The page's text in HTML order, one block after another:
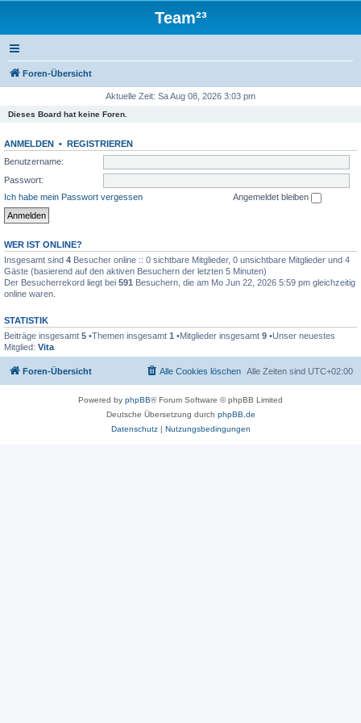
Team²³
Foren-Übersicht
Aktuelle Zeit: Sa Aug 08, 2026 3:03 pm
Dieses Board hat keine Foren.
ANMELDEN • REGISTRIEREN
Benutzername:
Passwort:
Ich habe mein Passwort vergessen
Angemeldet bleiben
WER IST ONLINE?
Insgesamt sind 4 Besucher online :: 0 sichtbare Mitglieder, 0 unsichtbare Mitglieder und 4
Gäste (basierend auf den aktiven Besuchern der letzten 5 Minuten)
Der Besucherrekord liegt bei 591 Besuchern, die am Mo Jun 22, 2026 5:59 pm gleichzeitig
online waren.
STATISTIK
Beiträge insgesamt 5 •Themen insgesamt 1 •Mitglieder insgesamt 9 •Unser neuestes
Mitglied: Vita
Foren-Übersicht Alle Zeiten sind UTC+02:00
Alle Cookies löschen
Powered by phpBB® Forum Software © phpBB Limited
Deutsche Übersetzung durch phpBB.de
Datenschutz| Nutzungsbedingungen